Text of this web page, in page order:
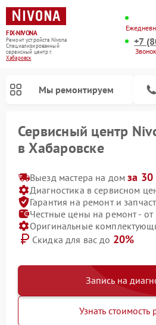
FIX-NIVONA
Ремонт устройств Nivona
Специализированный
cервисный центр г.
Хабаровск
+7
Мы ремонтируем
Сервисный центр
в Хабаровске
Выезд мастера на домза
Диагностика в сервисном
Гарантия на ремонт и
Честные цены на ремонт -
Оригинальные
Скидка для вас до 20%
Запись на
Узнать стоимость